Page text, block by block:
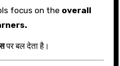
focus on the overall
पर बल देता है।